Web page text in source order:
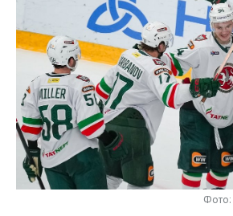
ТОРГОВЫЕ ЦЕНТРЫ
ТАТАРСТАНА
ИНВЕСТИЦИИ
МАШИНОСТРОЕНИЕ
НЕФТЕХИМИЯ
НЕФТЬ
ОПК
ЭНЕРГЕТИКА
НОВОСТИ БИЗНЕСА
РОЗНИЧНАЯ ТОРГОВЛЯ
ТРАНСПОРТ
УСЛУГИ
ТЕХНОЛОГИИ
НОВОСТИ ТЕХНОЛОГИЙ
IT
МЕДИА
ТЕЛЕКОММУНИКАЦИИ
МЕРОПРИЯТИЯ
НОВОСТИ МЕРОПРИЯТИЙ
ВЫЕЗДНАЯ РЕДАКЦИЯ
БИЗНЕС-БРАНЧИ
СПОРТ
НОВОСТИ СПОРТА
ФУТБОЛ
ОБЩЕСТВО
НОВОСТИ ОБЩЕСТВА
ФОТОГАЛЕРЕЯ
Фото: